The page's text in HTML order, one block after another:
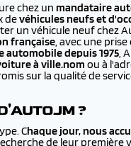
chez un mandataire
devéhicules neufs et
un véhicule neuf chez
française, avec une
automobile depuis 1975,
à ville.nom ou à
sur la qualité de
?
Chaque jour, nous
de leur